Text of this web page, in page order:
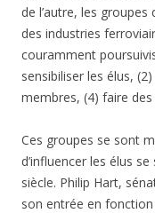
de l’autre, les
des industries
couramment
sensibiliser les élus,
membres, (4) faire
Ces groupes se sont
d’influencer les élus
siècle. Philip Hart,
son entrée en